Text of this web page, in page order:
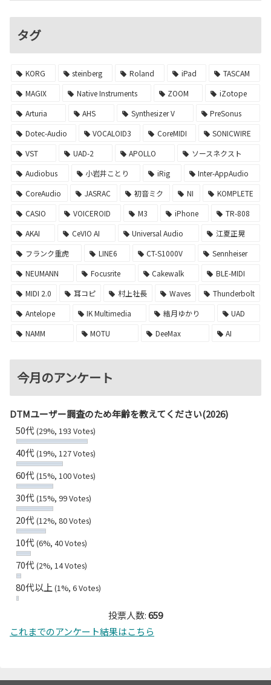
タグ
KORG steinberg Roland iPad
TASCAM
MAGIX
Native Instruments ZOOM
iZotope
Arturia
AHS Synthesizer V
PreSonus
Dotec-Audio
VOCALOID3 CoreMIDI
SONICWIRE
VST
UAD-2 APOLLO
ソースネクスト
Audiobus
小岩井ことり iRig
Inter-AppAudio
CoreAudio
JASRAC 初音ミク NI
KOMPLETE
CASIO
VOICEROID M3 iPhone
TR-808
AKAI
CeVIO AI Universal Audio
江夏正晃
フランク重虎
LINE6 CT-S1000V
Sennheiser
NEUMANN
Focusrite Cakewalk
BLE-MIDI
MIDI 2.0
耳コピ 村上社長 Waves
Thunderbolt
Antelope
IK Multimedia 結月ゆかり
UAD
NAMM
MOTU DeeMax AI
今月のアンケート
DTMユーザー調査のため年齢を教えてください(2026)
50代(29%, 193 Votes)
40代(19%, 127 Votes)
60代(15%, 100 Votes)
30代(15%, 99 Votes)
20代(12%, 80 Votes)
10代(6%, 40 Votes)
70代(2%, 14 Votes)
80代以上 (1%, 6 Votes)
投票人数:659
これまでのアンケート結果はこちら